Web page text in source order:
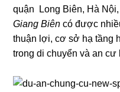
quận Long Biên, Hà
Giang Biên có được
thuận lợi, cơ sở hạ tầng
trong di chuyển và an cư